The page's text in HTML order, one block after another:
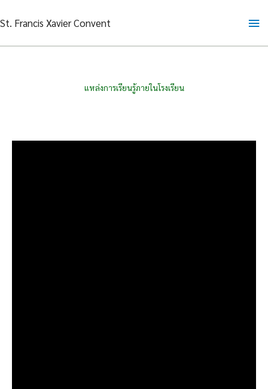
to
St. Francis Xavier Convent
แหล่งการเรียนรู้ภายในโรงเรียน